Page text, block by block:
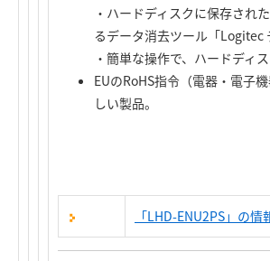
・ハードディスクに保存され
るデータ消去ツール「Logitec
・簡単な操作で、ハードディ
EUのRoHS指令（電器・電子
しい製品。
「LHD-ENU2PS」の情